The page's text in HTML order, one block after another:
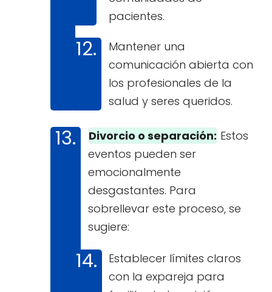
pacientes.
Mantener una
comunicación abierta con
los profesionales de la
salud y seres queridos.
Divorcio o separación: Estos
eventos pueden ser
emocionalmente
desgastantes. Para
sobrellevar este proceso, se
sugiere:
Establecer límites claros
con la expareja para